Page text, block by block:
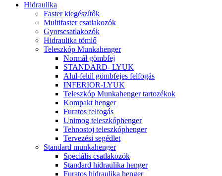
Hidraulika
Faster kiegészítők
Multifaster csatlakozók
Gyorscsatlakozók
Hidraulika tömlő
Teleszkóp Munkahenger
Normál gömbfej
STANDARD- LYUK
Alul-felül gömbfejes felfogás
INFERIOR-LYUK
Teleszkóp Munkahenger tartozékok
Kompakt henger
Furatos felfogás
Unimog teleszkóphenger
Tehnostoj teleszkóphenger
Tervezési segédlet
Standard munkahenger
Speciális csatlakozók
Standard hidraulika henger
Furatos hidraulika henger